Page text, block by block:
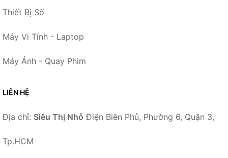
Thiết Bị Số
Máy Vi Tính - Laptop
Máy Ảnh - Quay Phim
LIÊN HỆ
Địa chỉ: Siêu Thị Nhỏ Điện Biên Phủ, Phường 6, Quận 3,
Tp.HCM